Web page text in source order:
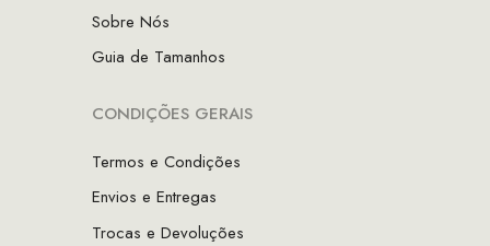
Sobre Nós
Guia de Tamanhos
CONDIÇÕES GERAIS
Termos e Condições
Envios e Entregas
Trocas e Devoluções